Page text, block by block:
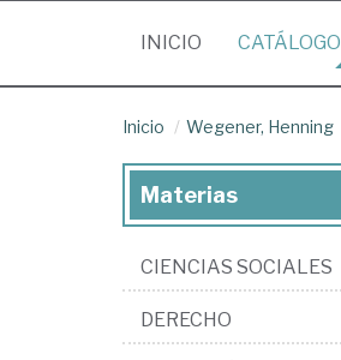
INICIO (CURRENT)
CATÁLOGO
Inicio Wegener, Henning
Materias
CIENCIAS SOCIALES
DERECHO